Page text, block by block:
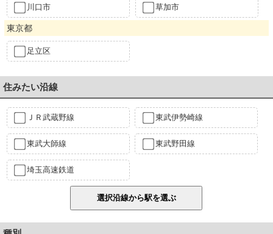
川口市 草加市
東京都
足立区
住みたい沿線
ＪＲ武蔵野線 東武伊勢崎線
東武大師線 東武野田線
埼玉高速鉄道